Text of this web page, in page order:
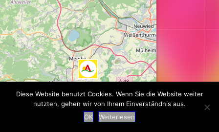
Diese Website benutzt Cookies. Wenn Sie die Website weiter
nutzten, gehen wir von Ihrem Einverständnis aus.
OK
Weiterlesen